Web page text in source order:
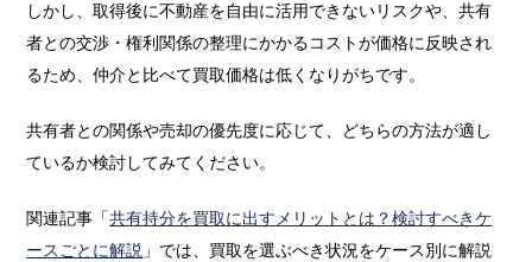
しかし、取得後に不動産を自由に活用できないリスクや、共有
者との交渉・権利関係の整理にかかるコストが価格に反映され
るため、仲介と比べて買取価格は低くなりがちです。
共有者との関係や売却の優先度に応じて、どちらの方法が適し
ているか検討してみてください。
関連記事「共有持分を買取に出すメリットとは？検討すべきケ
ースごとに解説 」では、買取を選ぶべき状況をケース別に解説